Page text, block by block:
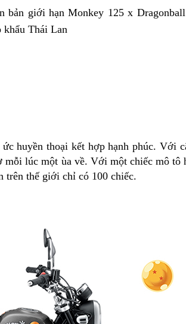
bản giới hạn Monkey 125 x
khẩu Thái Lan
huyền thoại kết hợp hạnh phúc. Với
lúc một ùa về. Với một chiếc mô
trên thế giới chỉ có 100 chiếc.